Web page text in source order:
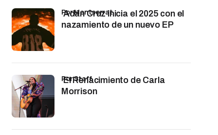
Adán Cruz inicia el 2025 con el
nazamiento de un nuevo EP
por Montserrat
El Renacimiento de Carla
Morrison
por Staff